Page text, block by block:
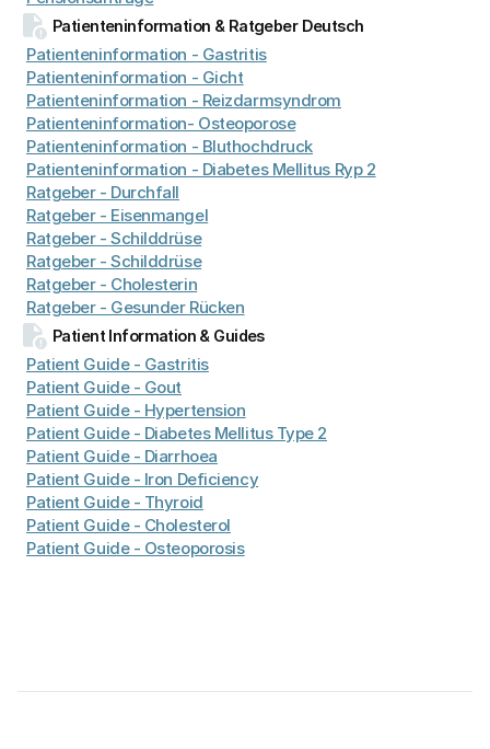
Patienteninformation & Ratgeber Deutsch
Patienteninformation - Gastritis
Patienteninformation - Gicht
Patienteninformation - Reizdarmsyndrom
Patienteninformation- Osteoporose
Patienteninformation - Bluthochdruck
Patienteninformation - Diabetes Mellitus Ryp 2
Ratgeber - Durchfall
Ratgeber - Eisenmangel
Ratgeber - Schilddrüse
Ratgeber - Schilddrüse
Ratgeber - Cholesterin
Ratgeber - Gesunder Rücken
Patient Information & Guides
Patient Guide - Gastritis
Patient Guide - Gout
Patient Guide - Hypertension
Patient Guide - Diabetes Mellitus Type 2
Patient Guide - Diarrhoea
Patient Guide - Iron Deficiency
Patient Guide - Thyroid
Patient Guide - Cholesterol
Patient Guide - Osteoporosis